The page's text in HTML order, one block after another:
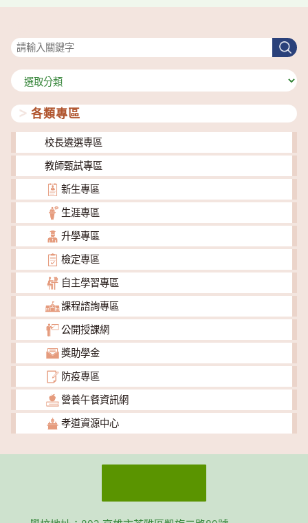
搜
尋
分
類
各類專區
校長遴選專區
教師甄試專區
新生專區
生涯專區
升學專區
檢定專區
自主學習專區
課程諮詢專區
公開授課網
獎助學金
防疫專區
營養午餐資訊網
孝道資源中心